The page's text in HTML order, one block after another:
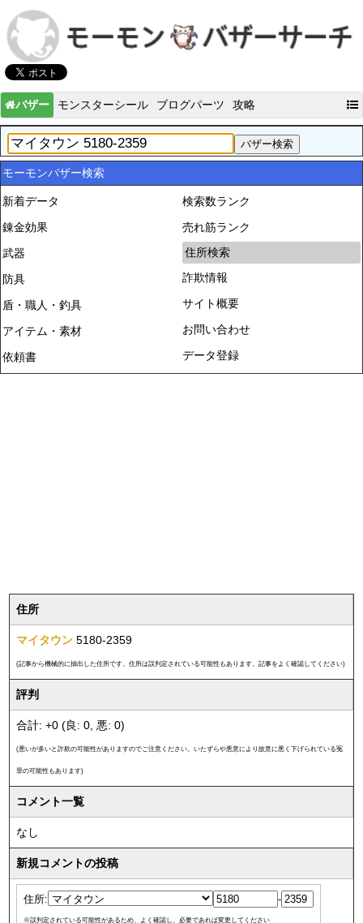
バザー モンスターシール ブログパーツ 攻略
モーモンバザー検索
新着データ
錬金効果
武器
防具
盾・職人・釣具
アイテム・素材
依頼書
検索数ランク
売れ筋ランク
住所検索
詐欺情報
サイト概要
お問い合わせ
データ登録
住所
マイタウン 5180-2359
(記事から機械的に抽出した住所です。住所は誤判定されている可能性もあります。記事をよく確認してください)
評判
合計: +0 (良: 0, 悪: 0)
(悪いが多いと詐欺の可能性がありますのでご注意ください。いたずらや悪意により故意に悪く下げられている冤
罪の可能性もあります)
コメント一覧
なし
新規コメントの投稿
住所: -
※誤判定されている可能性があるため、よく確認し、必要であれば変更してください